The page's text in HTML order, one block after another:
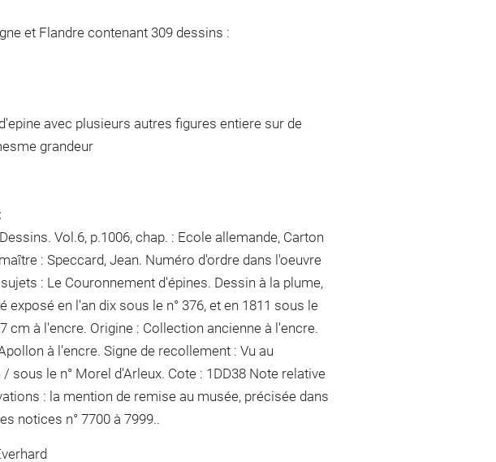
et Flandre contenant 309 dessins :
avec plusieurs autres figures entiere sur de
grandeur
Vol.6, p.1006, chap. : Ecole allemande, Carton
: Speccard, Jean. Numéro d'ordre dans l'oeuvre
: Le Couronnement d'épines. Dessin à la plume,
exposé en l'an dix sous le n° 376, et en 1811 sous le
cm à l'encre. Origine : Collection ancienne à l'encre.
à l'encre. Signe de recollement : Vu au
sous le n° Morel d'Arleux. Cote : 1DD38 Note relative
: la mention de remise au musée, précisée dans
notices n° 7700 à 7999..